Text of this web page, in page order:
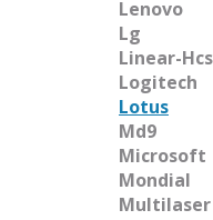
Lenovo
Lg
Linear-Hcs
Logitech
Lotus
Md9
Microsoft
Mondial
Multilaser